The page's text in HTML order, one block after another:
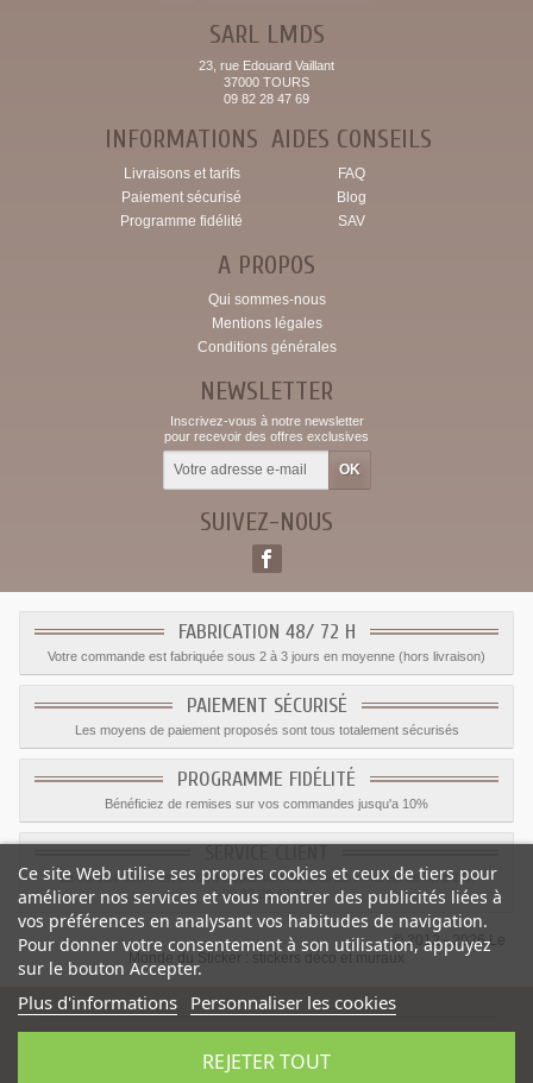
SARL LMDS
23, rue Edouard Vaillant
37000 TOURS
09 82 28 47 69
INFORMATIONS
Livraisons et tarifs
Paiement sécurisé
Programme fidélité
AIDES CONSEILS
FAQ
Blog
SAV
A PROPOS
Qui sommes-nous
Mentions légales
Conditions générales
NEWSLETTER
Inscrivez-vous à notre newsletter
pour recevoir des offres exclusives
SUIVEZ-NOUS
FABRICATION 48/ 72 H
Votre commande est fabriquée sous 2 à 3 jours en moyenne (hors livraison)
PAIEMENT SÉCURISÉ
Les moyens de paiement proposés sont tous totalement sécurisés
PROGRAMME FIDÉLITÉ
Bénéficiez de remises sur vos commandes jusqu'a 10%
Le service client est a votre disposition du lundi au vendredi de 8h à 17h
09.82.28.47.69.
© 2012 - 2026 Le
Monde du Sticker :
stickers déco et muraux
Sticker bateau pirate geant-Catégorie:
Ce site Web utilise ses propres cookies et ceux de tiers pour
améliorer nos services et vous montrer des publicités liées à
vos préférences en analysant vos habitudes de navigation.
Pour donner votre consentement à son utilisation, appuyez
sur le bouton Accepter.
Plus d'informations Personnaliser les cookies
REJETER TOUT